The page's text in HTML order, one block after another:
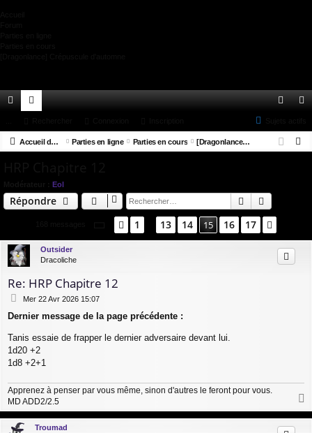
co u ne cri
Accueil du forum Parties en ligne Parties en cours [Dragonlance] Crépuscule d'automne
Eol
Répondre Rechercher
Page 15 sur17
Précédent
1 13 14 15 16 17
Outsider
Dracoliche
Re: HRP Chapitre 12
M
s
a
g
e
Mer 22 Avr 2026 15:07
Dernier message de la page précédente :
Tanis essaie de frapper le dernier adversaire devant lui.
1d20 +2
1d8 +2+1
Apprenez à penser par vous même, sinon d'autres le feront pour vous.
MD ADD2/2.5
a
u
Troumad